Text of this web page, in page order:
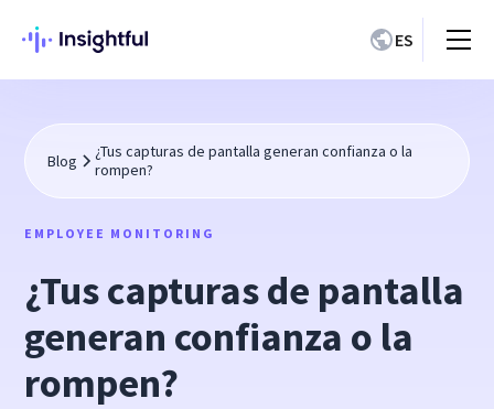
ES
Blog
¿Tus capturas de pantalla generan confianza o la
rompen?
EMPLOYEE MONITORING
¿Tus capturas de pantalla
generan confianza o la
rompen?